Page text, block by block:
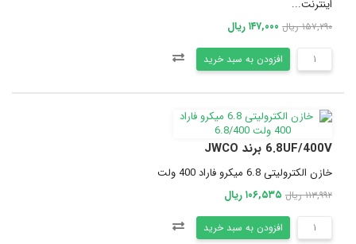
اینترنت...
۱۵۷,۲۹۰ ریال ۱۴۷,۰۰۰ ریال
افزودن به سبد خرید
6.8UF/400V برند JWCO
خازن الکترولیتی 6.8 میکرو فاراد 400 ولت
۱۱۳,۹۹۲ ریال ۱۰۶,۵۳۵ ریال
افزودن به سبد خرید